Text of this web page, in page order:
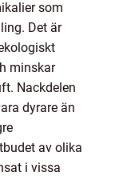
som
Det är
minskar
Nackdelen
dyrare än
av olika
i vissa